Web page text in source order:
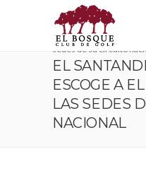
Home
Corporativo
El Santander Golf Tour
sedes de su circuito
EL
ESCOGE A
LAS SEDES
NACIONAL